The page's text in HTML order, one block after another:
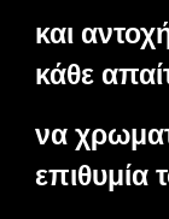
και
κάθε
να
επιθυμία